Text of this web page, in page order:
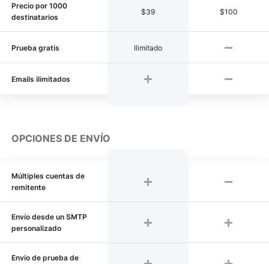
Precio por 1000
destinatarios
$39 $100
Prueba gratis Ilimitado
Emails ilimitados
OPCIONES DE ENVÍO
Múltiples cuentas de
remitente
Envío desde un SMTP
personalizado
Envío de prueba de